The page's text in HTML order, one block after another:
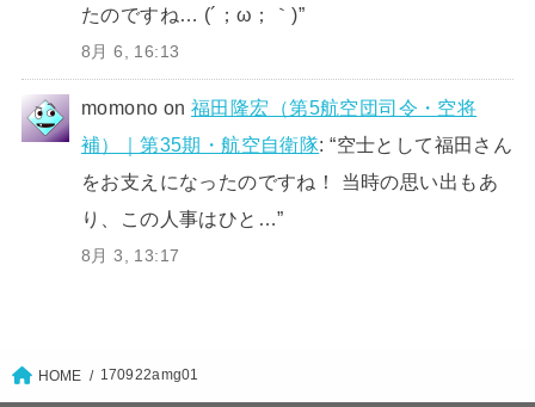
たのですね… (´；ω；｀)”
8月 6, 16:13
momono on福田隆宏（第5航空団司令・空将
補）｜第35期・航空自衛隊: “空士として福田さん
をお支えになったのですね！ 当時の思い出もあ
り、この人事はひと…”
8月 3, 13:17
HOME 170922amg01